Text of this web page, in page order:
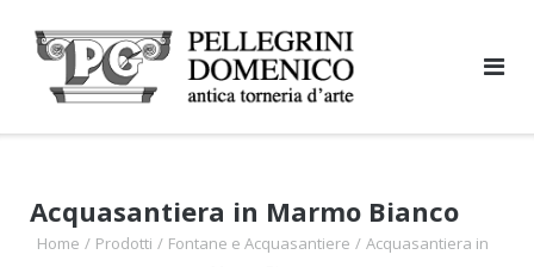
Acquasantiera in Marmo Bianco
Home / Prodotti / Fontane e Acquasantiere / Acquasantiera in